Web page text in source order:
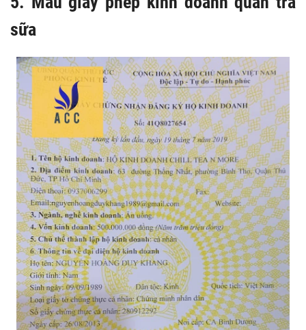
sữa